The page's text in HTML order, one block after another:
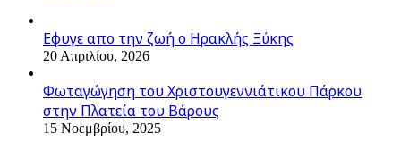
Εφυγε απο την ζωή o Ηρακλής Ξύκης
20 Απριλίου, 2026
Φωταγώγηση του Χριστουγεννιάτικου Πάρκου
στην Πλατεία του Βάρους
15 Νοεμβρίου, 2025